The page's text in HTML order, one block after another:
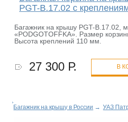
PGT-B.17.02 с
Багажник на крышу PGT-B.17.02,
«PODGOTOFFKA». Размер
Высота креплений 110 мм.
27 300 Р. В
Багажник на крышу в России → УАЗ